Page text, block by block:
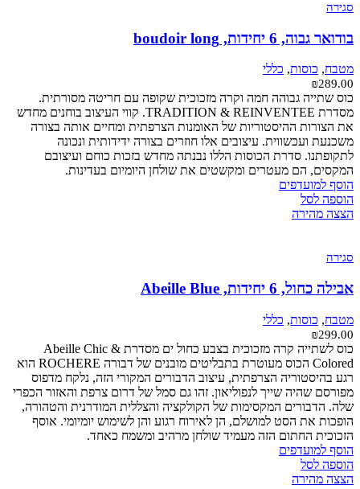
סגירה
בודואר גבוה, 6 יחידות, boudoir long
מטבח, כוסות, כללי
₪289.00
כוס שתייה גבוהה חמה וקרה מזכוכית שקופה עם חריטה מסורתית.
מסדרת TRADITION & REINVENTEE. קווי העיצוב בוחנים מחדש
את הצורות ההיסטוריות של האומנות הצרפתית ומחיים אותה בצורה
משכנעת ועכשווית. עיצובים אלו חוזרים בצורה ידידותית ונכונה
לתקופתנו. סדרת הכוסות הללו נבנתה מחדש בזכות כוחם ועיצובם
המקסים, הם מעטרים ומקשטים את שולחן היומיום בעדינות.
הוסף למועדפים
הוספה לסל
הצצה מהירה
סגירה
אבילה כחול, 6 יחידות, Abeille Blue
מטבח, כוסות, כללי
₪299.00
כוס לשתייה קרה מזכוכית בצבע כחול ים מסדרת Abeille Chic &
Colored הכוס מעוטרת בתבליטים מובנים של דבורה ROCHERE הוא
רגע בהיסטוריה הצרפתית, עיצוב הדבורים המקורי הזה, נלקח מדפוס
מפורסם שהיה שייך לנפוליאון. זהו גם סמל של דרום צרפת והאזור הכפרי
שלה. הדבורים המקסימות של הקולקציה והצללית המודרנית והטהורה,
הופכות את הסט למושלם, הן לאירוח רגוע והן לשימוש יומיומי. אוסף
הזכוכית החתום הזה מעמיד שולחן מרהיב ומשמח כאחד.
הוסף למועדפים
הוספה לסל
הצצה מהירה